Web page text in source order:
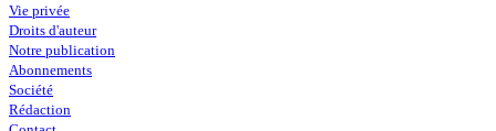
Vie privée
Droits d'auteur
Notre publication
Abonnements
Société
Rédaction